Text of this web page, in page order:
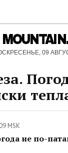
09
MSK
не по-